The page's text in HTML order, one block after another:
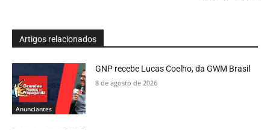
Artigos relacionados
Anunciantes
GNP recebe Lucas Coelho, da GWM Brasil
8 de agosto de 2026